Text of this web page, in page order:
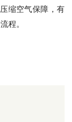
缩空气保障，有
程。